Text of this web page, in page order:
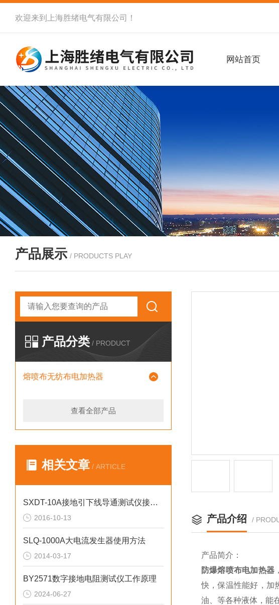
欢迎来到 上海胜绪电气有限公司 ！
网站首页
产品展示 / PRODUCTS PLAY
产品分类 / PRODUCT
熔喷布无纺布电加热器
查看全部产品
相关文章 / ARTICLE
SXDT-10A接地引下线导通测试仪接线步骤
2016-10-13
SLQ-1000A大电流发生器使用方法
2014-03-17
BY2571数字接地电阻测试仪工作原理
2024-06-27
产品介绍 /
产品简介：
防爆熔喷布电加热器
快，保温性能好，加
油、等各种液体，能